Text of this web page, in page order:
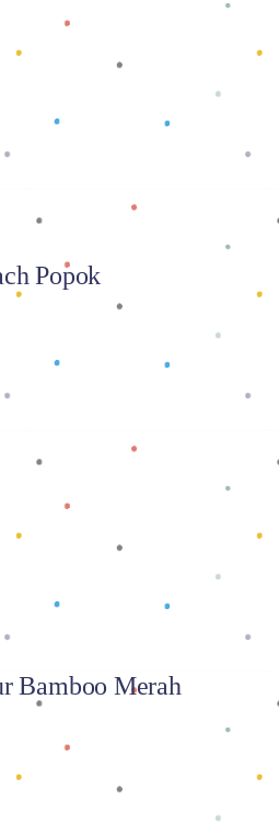
selengkapnya
Popok
Bamboo Merah